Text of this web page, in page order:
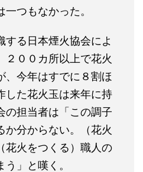
つもなかった。
る日本煙火協会によ
２００カ所以上で花火
、今年はすでに８割ほ
した花火玉は来年に持
の担当者は「この調子
か分からない。（花火
花火をつくる）職人の
」と嘆く。